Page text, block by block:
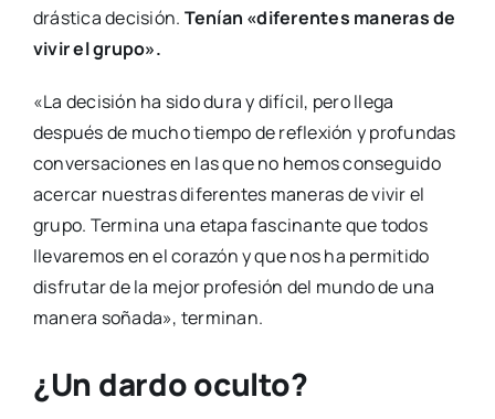
drástica decisión. Tenían «diferentes maneras de
vivir el grupo».
«La decisión ha sido dura y difícil, pero llega
después de mucho tiempo de reflexión y profundas
conversaciones en las que no hemos conseguido
acercar nuestras diferentes maneras de vivir el
grupo. Termina una etapa fascinante que todos
llevaremos en el corazón y que nos ha permitido
disfrutar de la mejor profesión del mundo de una
manera soñada», terminan.
¿Un dardo oculto?